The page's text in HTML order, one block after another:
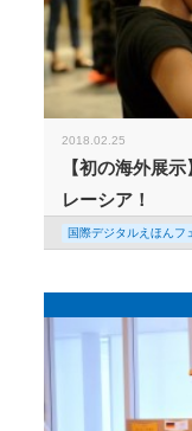
2018.02.25
【初の海外展
レーシア！
国際デジタルえほんフ